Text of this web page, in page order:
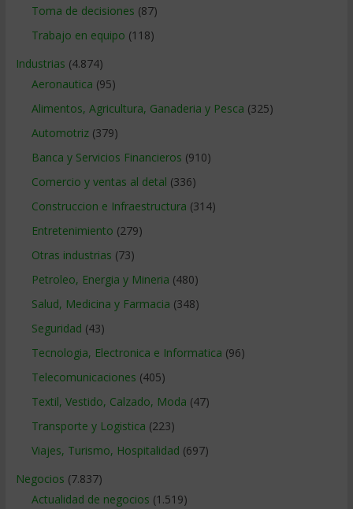
Toma de decisiones (87)
Trabajo en equipo (118)
Industrias (4.874)
Aeronautica (95)
Alimentos, Agricultura, Ganaderia y Pesca (325)
Automotriz(379)
Banca y Servicios Financieros (910)
Comercio y ventas al detal (336)
Construccion e Infraestructura (314)
Entretenimiento (279)
Otras industrias (73)
Petroleo, Energia y Mineria (480)
Salud, Medicina y Farmacia (348)
Seguridad (43)
Tecnologia, Electronica e Informatica (96)
Telecomunicaciones (405)
Textil, Vestido, Calzado, Moda (47)
Transporte y Logistica (223)
Viajes, Turismo, Hospitalidad (697)
Negocios (7.837)
Actualidad de negocios (1.519)